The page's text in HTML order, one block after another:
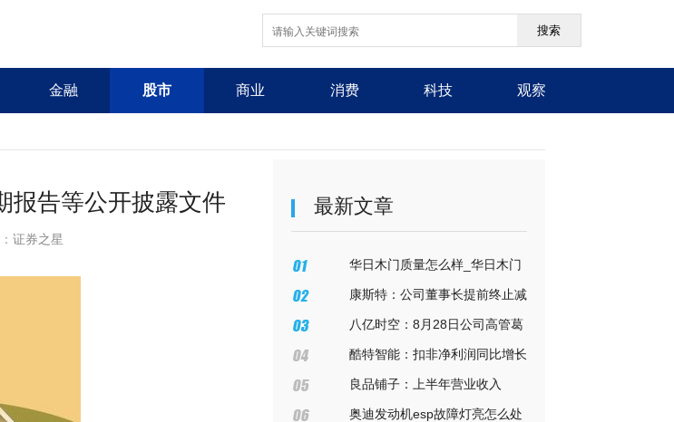
搜索
金融 股市 商业 消费 科技 观察
报告等公开披露文件
证券之星
最新文章
华日木门质量怎么样_华日木门
康斯特：公司董事长提前终止减
持计划八亿时空：8月28日公司高管葛
思恩减持公司股份合计5.5万股
酷特智能：扣非净利润同比增长
74.42% 引领C2M产业互联网工业
良品铺子：上半年营业收入
39.87亿元 全方位优化全渠道布局
奥迪发动机esp故障灯亮怎么处